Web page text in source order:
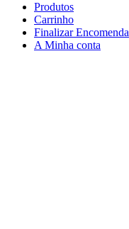
Produtos
Carrinho
Finalizar Encomenda
A Minha conta